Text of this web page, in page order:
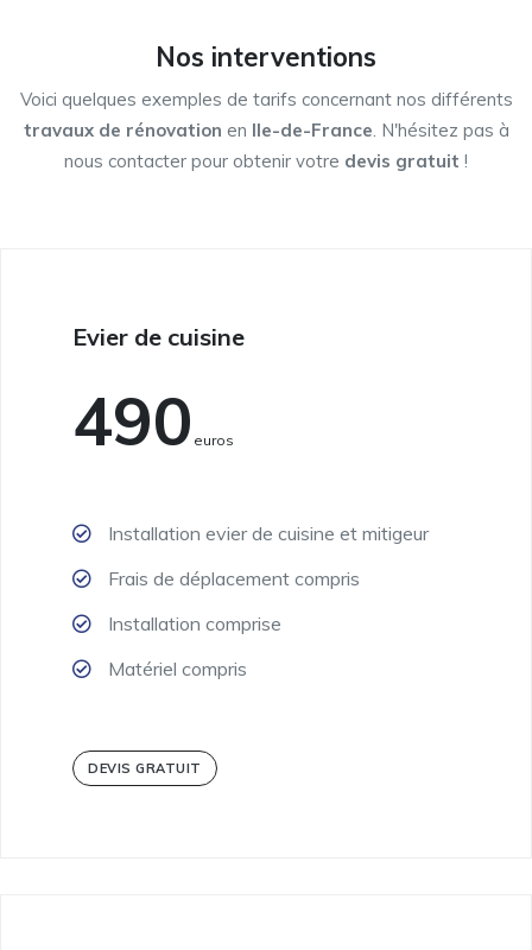
Nos interventions
Voici quelques exemples de tarifs concernant nos différents
travaux de rénovation en Ile-de-France. N'hésitez pas à
nous contacter pour obtenir votre devis gratuit !
Evier de cuisine
490 Euros
Installation evier de cuisine et mitigeur
Frais de déplacement compris
Installation comprise
Matériel compris
DEVIS GRATUIT